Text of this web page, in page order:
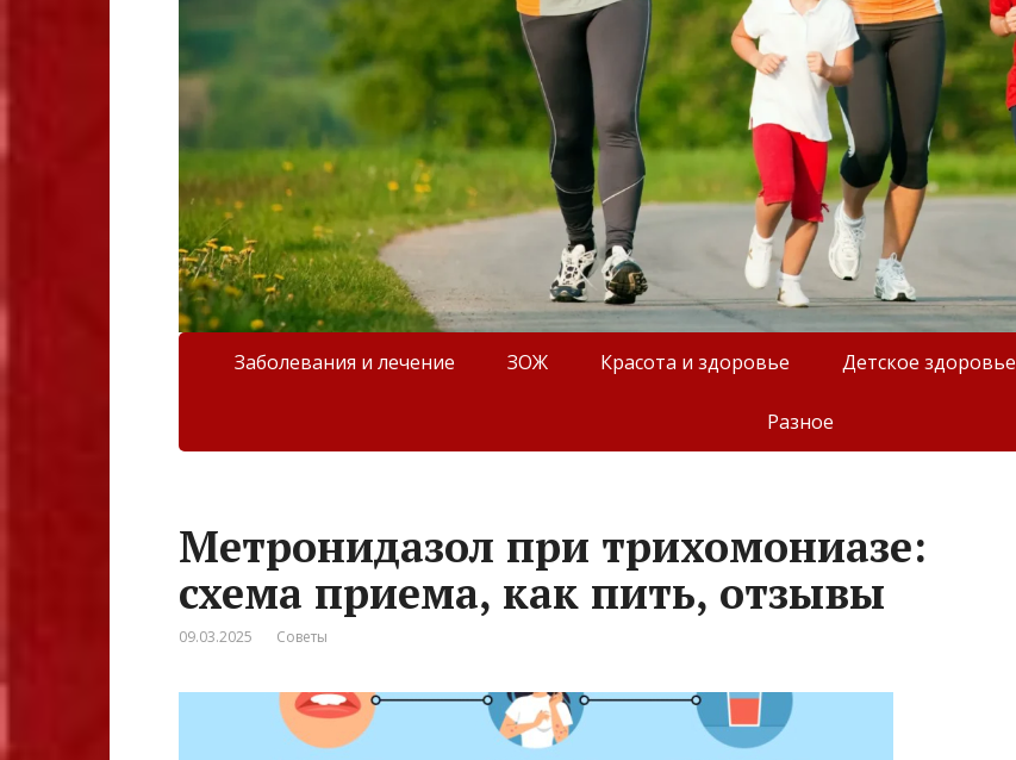
Заболевания и лечение ЗОЖ Красота и здоровье Детское здоровье
Разное
Метронидазол при трихомониазе:
схема приема, как пить, отзывы
09.03.2025 Советы